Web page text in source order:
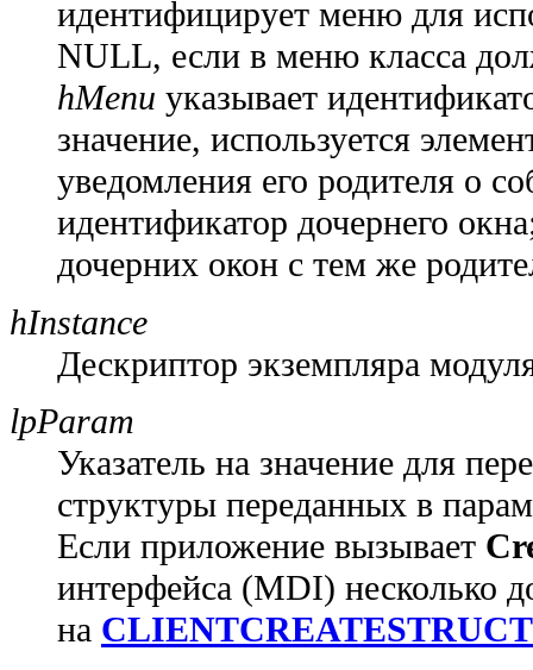
идентифицирует меню для
NULL, если в меню класса
hMenu указывает
значение, используется
уведомления его родителя о
идентификатор дочернего
дочерних окон с тем же
hInstance
Дескриптор экземпляра
lpParam
Указатель на значение для
структуры переданных в
Если приложение вызывает
интерфейса (MDI) несколько
на CLIENTCREATESTRUCT